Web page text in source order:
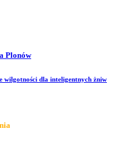
Plonów
wilgotności dla inteligentnych żniw